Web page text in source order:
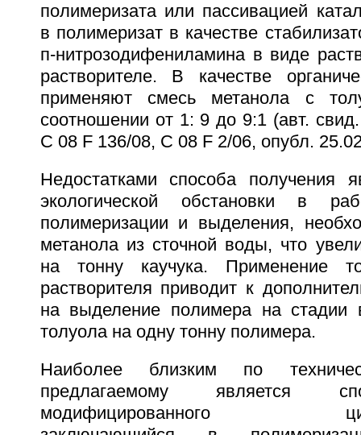
полимеризата или пассивацией
в полимеризат в качестве
п-нитрозодифениламина в виде
растворителе. В качестве
применяют смесь метанола с
соотношении от 1: 9 до 9:1 (авт.
С 08 F 136/08, C 08 F 2/06, опубл.
Недостатками способа получения
экологической обстановки в
полимеризации и выделения,
метанола из сточной воды, что
на тонну каучука. Применение
растворителя приводит к
на выделение полимера на стадии
толуола на одну тонну полимера.
Наиболее близким по
предлагаемому является
модифицированного цис-